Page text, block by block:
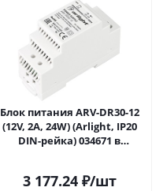
Блок питания ARV-DR30-12
(12V, 2A, 24W) (Arlight, IP20
DIN-рейка) 034671 в
3 177.24₽/шт